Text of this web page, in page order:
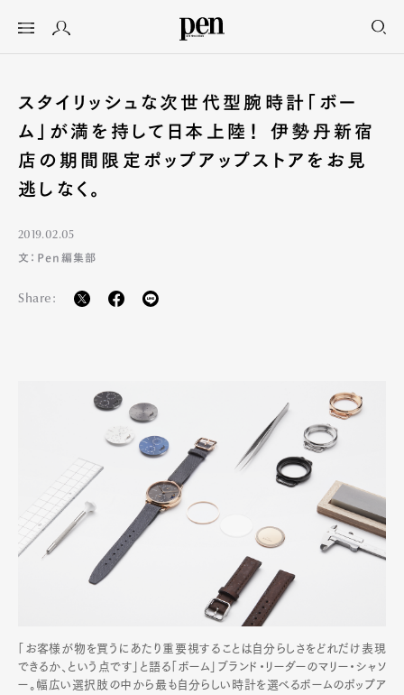
スタイリッシュな次世代型腕時計「ボー
ム」が満を持して日本上陸！ 伊勢丹新宿
店の期間限定ポップアップストアをお見
逃しなく。
2019.02.05
文：Pen編集部
Share:
「お客様が物を買うにあたり重要視することは自分らしさをどれだけ表現
できるか、という点です」と語る「ボーム」ブランド・リーダーのマリー・シャソ
ー。幅広い選択肢の中から最も自分らしい時計を選べるボームのポップア